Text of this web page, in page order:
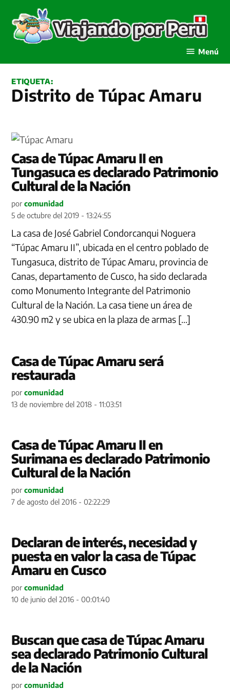
contenido
Menú
ETIQUETA:
Distrito de Túpac Amaru
Casa de Túpac Amaru II en
Tungasuca es declarado Patrimonio
Cultural de la Nación
por comunidad
5 de octubre del 2019 - 13:24:55
La casa de José Gabriel Condorcanqui Noguera
“Túpac Amaru II”, ubicada en el centro poblado de
Tungasuca, distrito de Túpac Amaru, provincia de
Canas, departamento de Cusco, ha sido declarada
como Monumento Integrante del Patrimonio
Cultural de la Nación. La casa tiene un área de
430.90 m2 y se ubica en la plaza de armas […]
Casa de Túpac Amaru será
restaurada
por comunidad
13 de noviembre del 2018 - 11:03:51
Casa de Túpac Amaru II en
Surimana es declarado Patrimonio
Cultural de la Nación
por comunidad
7 de agosto del 2016 - 02:22:29
Declaran de interés, necesidad y
puesta en valor la casa de Túpac
Amaru en Cusco
por comunidad
10 de junio del 2016 - 00:01:40
Buscan que casa de Túpac Amaru
sea declarado Patrimonio Cultural
de la Nación
por comunidad